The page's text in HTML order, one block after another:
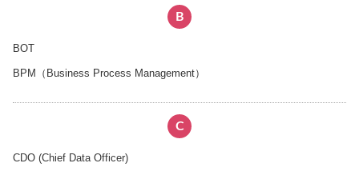
B
BOT
BPM（Business Process Management）
C
CDO (Chief Data Officer)